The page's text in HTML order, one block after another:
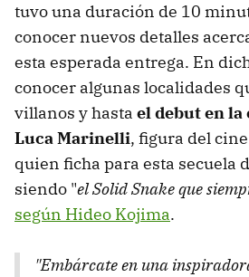
tuvo una duración de 10
conocer nuevos detalles
esta esperada entrega. En
conocer algunas localidades
villanos y hasta el debut en
Luca Marinelli, figura del
quien ficha para esta secuela
siendo "el Solid Snake que
según Hideo Kojima.
"Embárcate en una